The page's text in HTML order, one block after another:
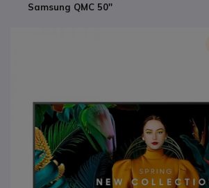
Samsung QMC 50''